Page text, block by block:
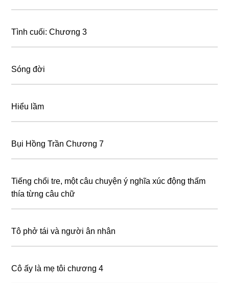
Tình cuối: Chương 3
Sóng đời
Hiểu lầm
Bụi Hồng Trần Chương 7
Tiếng chổi tɾe, một câu chuyện ý nghĩa xúc động thấm
thía từng câu chữ
Tô phở tái và người ân nhân
Cô ấy là mẹ tôi chương 4